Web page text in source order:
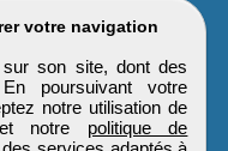
votre navigation
son site, dont des
poursuivant votre
notre utilisation de
notre politique de